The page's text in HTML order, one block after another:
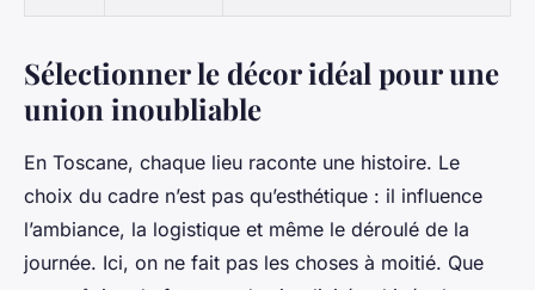
Sélectionner le décor idéal pour une
union inoubliable
En Toscane, chaque lieu raconte une histoire. Le
choix du cadre n’est pas qu’esthétique : il influence
l’ambiance, la logistique et même le déroulé de la
journée. Ici, on ne fait pas les choses à moitié. Que